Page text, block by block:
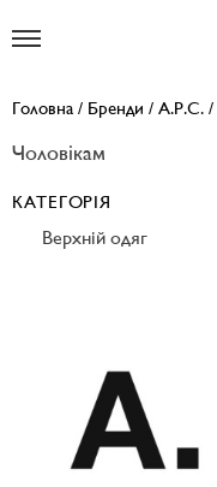
Головна / Бренди / A.P.C. /
Чоловікам
КАТЕГОРІЯ
Верхній одяг